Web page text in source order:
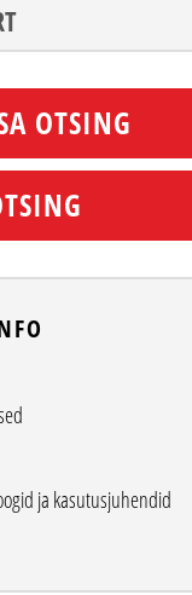
OTSING
ja kasutusjuhendid